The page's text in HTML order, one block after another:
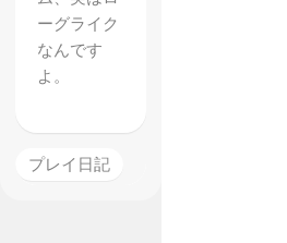
ーグライク
なんです
よ。
プレイ日記